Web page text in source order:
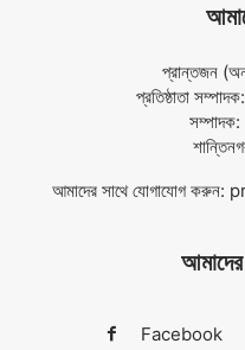
প্রান্তজন
প্রতিষ্ঠাতা
সম্পাদক:
আমাদের সাথে যোগাযোগ করুন:
Facebook